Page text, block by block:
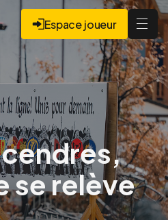
Espace joueur
se relève